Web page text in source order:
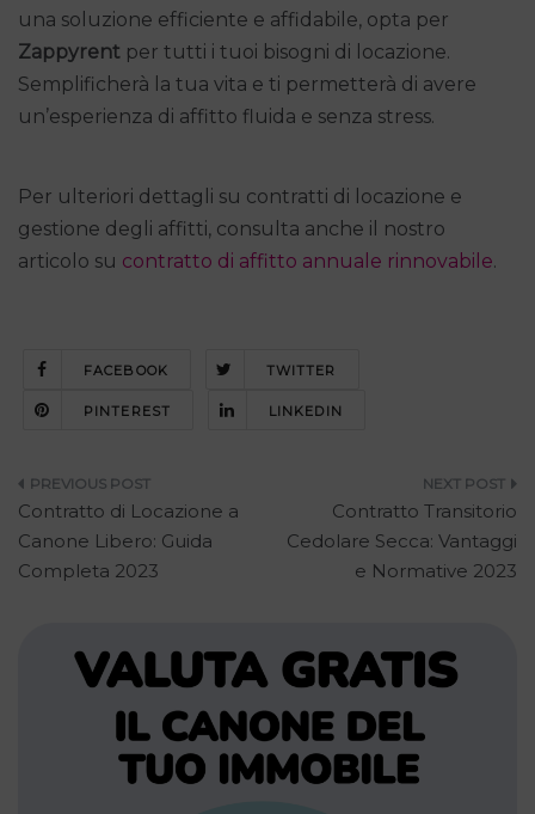
una soluzione efficiente e affidabile, opta per
Zappyrent per tutti i tuoi bisogni di locazione.
Semplificherà la tua vita e ti permetterà di avere
un’esperienza di affitto fluida e senza stress.
Per ulteriori dettagli su contratti di locazione e
gestione degli affitti, consulta anche il nostro
articolo su contratto di affitto annuale rinnovabile.
FACEBOOK TWITTER
PINTEREST LINKEDIN
Navigazione
articoli
Contratto di Locazione a
Canone Libero: Guida
Completa 2023
Contratto Transitorio
Cedolare Secca: Vantaggi
e Normative 2023